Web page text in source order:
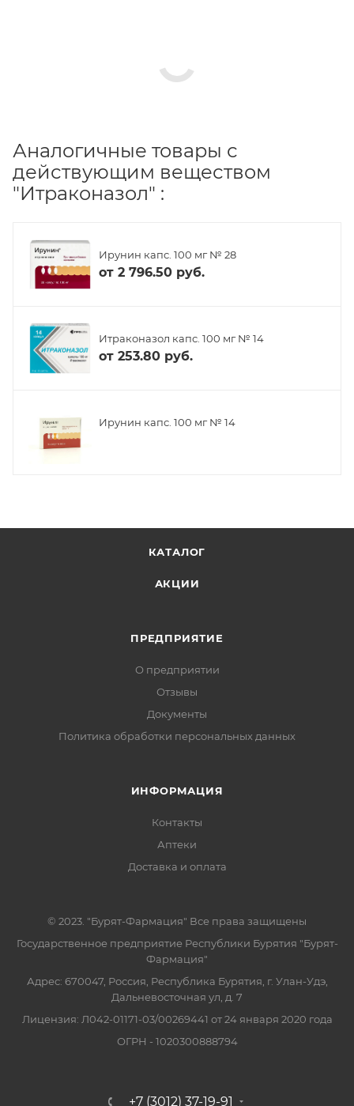
Аналогичные товары с
действующим веществом
"Итраконазол" :
Ирунин капс. 100 мг № 28
от 2 796.50 руб.
Итраконазол капс. 100 мг № 14
от 253.80 руб.
Ирунин капс. 100 мг № 14
КАТАЛОГ
АКЦИИ
ПРЕДПРИЯТИЕ
О предприятии
Отзывы
Документы
Политика обработки персональных данных
ИНФОРМАЦИЯ
Контакты
Аптеки
Доставка и оплата
© 2023. "Бурят-Фармация" Все права защищены
Государственное предприятие Республики Бурятия "Бурят-
Фармация"
Адрес: 670047, Россия, Республика Бурятия, г. Улан-Удэ,
Дальневосточная ул, д. 7
Лицензия: Л042-01171-03/00269441 от 24 января 2020 года
ОГРН - 1020300888794
+7 (3012) 37-19-91